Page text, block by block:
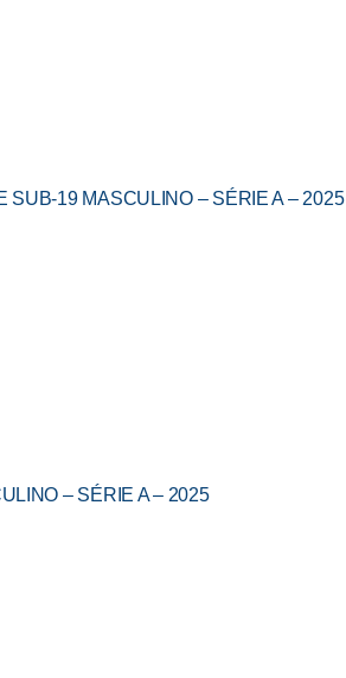
19 MASCULINO – SÉRIE A – 2025
– SÉRIE A – 2025